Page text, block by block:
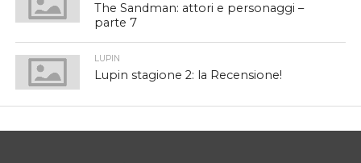
The Sandman: attori e personaggi –
parte 7
LUPIN
Lupin stagione 2: la Recensione!